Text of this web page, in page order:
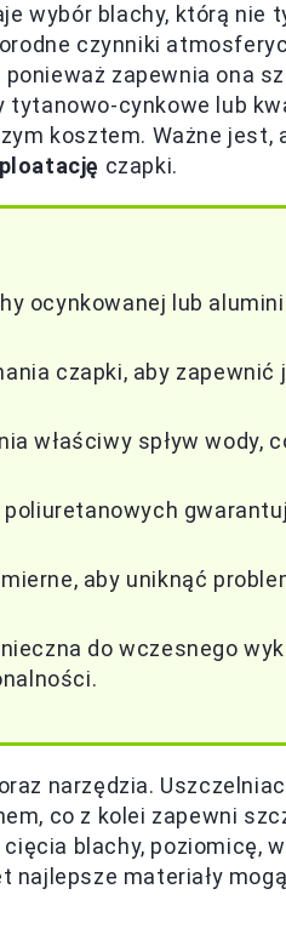
wybór blachy, którą nie
czynniki
ponieważ zapewnia ona
cynkowe lub
kosztem. Ważne jest,
czapki.
ocynkowanej lub
czapki, aby zapewnić
właściwy spływ wody,
aby uniknąć
do wczesnego
narzędzia.
co z kolei zapewni
blachy, poziomicę,
materiały